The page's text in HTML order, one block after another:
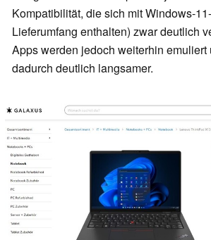
Kompatibilität, die sich mit Windows-
Lieferumfang enthalten) zwar deutlich
Apps werden jedoch weiterhin emuliert
dadurch deutlich langsamer.